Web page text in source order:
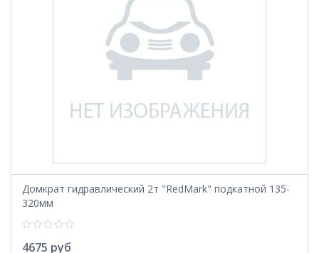
Домкрат гидравлический 2т "RedMark" подкатной 135-
320мм
4675 руб